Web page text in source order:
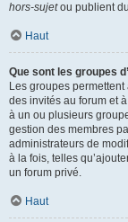
hors-sujetou publient
Haut
Que sont les groupes
Les groupes
des invités au forum et
à un ou plusieurs
gestion des membres
administrateurs de
à la fois, telles
un forum privé.
Haut